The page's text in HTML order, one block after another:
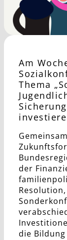
Am
Thema
der
die